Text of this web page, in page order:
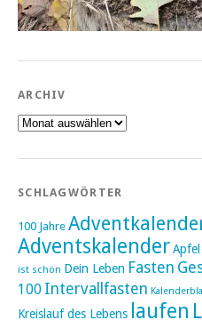
ARCHIV
Archiv
SCHLAGWÖRTER
100 Jahre
AdventskalenderApfel
ist schön Dein Leben Fasten
100 Intervallfasten
Kreislauf des Lebens laufen